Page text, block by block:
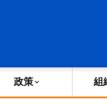
政策 組